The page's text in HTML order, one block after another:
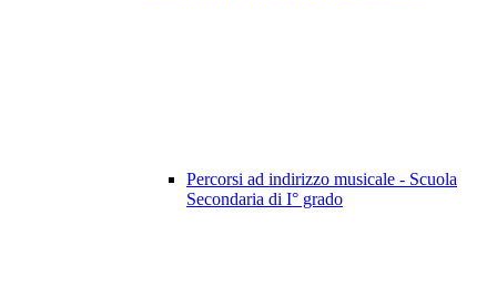
Percorsi ad indirizzo musicale - Scuola
Secondaria di I° grado